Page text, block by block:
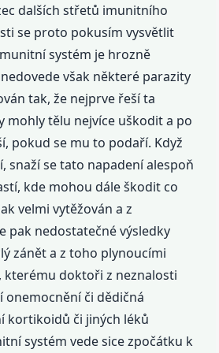
dalších střetů imunitního
se proto pokusím vysvětlit
systém je hrozně
však některé parazity
tak, že nejprve řeší ta
mohly tělu nejvíce uškodit a po
pokud se mu to podaří. Když
snaží se tato napadení alespoň
kde mohou dále škodit co
velmi vytěžován a z
pak nedostatečné výsledky
zánět a z toho plynoucími
kterému doktoři z neznalosti
či dědičná
kortikoidů či jiných léků
systém vede sice zpočátku k